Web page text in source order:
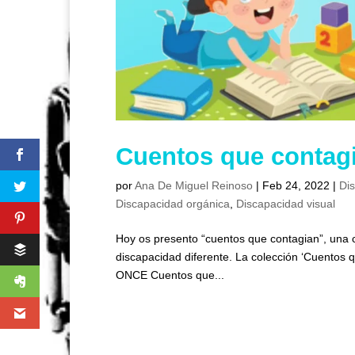
Cuentos que
porAna De Miguel Reinoso | Feb 24, 2022 |
Discapacidad orgánica
Discapacidad visual
Hoy os presento “cuentos que contagian”,
discapacidad diferente. La colección ‘Cuentos
ONCE Cuentos que...